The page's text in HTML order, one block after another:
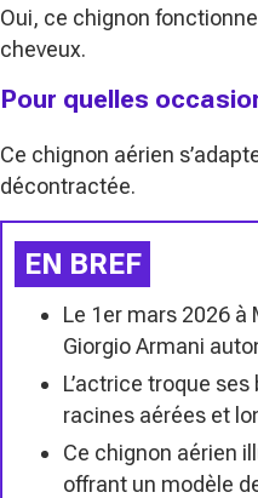
Oui, ce chignon
cheveux.
Pour quelles
Ce chignon aérien
décontractée.
EN BREF
Le 1er mars 2026 à
Giorgio Armani
L’actrice troque
racines aérées et
Ce chignon aérien
offrant un modèle